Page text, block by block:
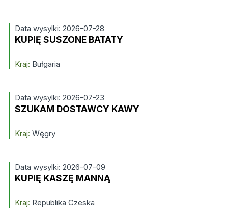
Data wysylki: 2026-07-28
KUPIĘ SUSZONE BATATY
Kraj: Bułgaria
Data wysylki: 2026-07-23
SZUKAM DOSTAWCY KAWY
Kraj: Węgry
Data wysylki: 2026-07-09
KUPIĘ KASZĘ MANNĄ
Kraj: Republika Czeska